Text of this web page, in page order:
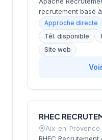
recrutement basé
spécialisé dans le
comptable et de la
Fondé en 2018, il
PACA, Occitanie et
des solutions
candidats et des
humaine.
Approche directe
Tél. disponible
Site web
Aix-en-Provence